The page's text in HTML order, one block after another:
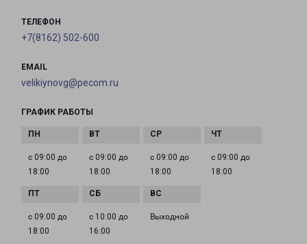
ТЕЛЕФОН
+7(8162) 502-600
EMAIL
velikiynovg@pecom.ru
ГРАФИК РАБОТЫ
с 09:00 до
18:00
с 09:00 до
18:00
с 09:00 до
18:00
с 09:00 до
18:00
с 09:00 до
18:00
с 10:00 до
16:00
Выходной